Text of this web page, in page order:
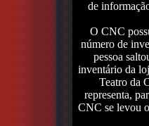
de
O CNC
número de
pessoa
inventário da
Teatro da
representa,
CNC se levou